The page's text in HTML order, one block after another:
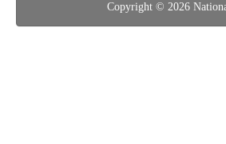
Copyright © 2026